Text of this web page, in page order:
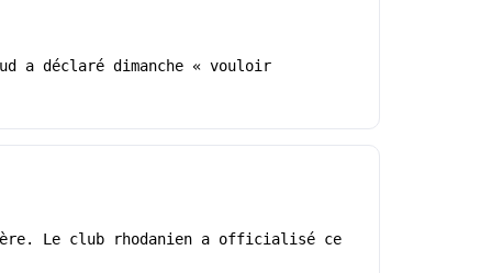
a déclaré dimanche « vouloir
Le club rhodanien a officialisé ce